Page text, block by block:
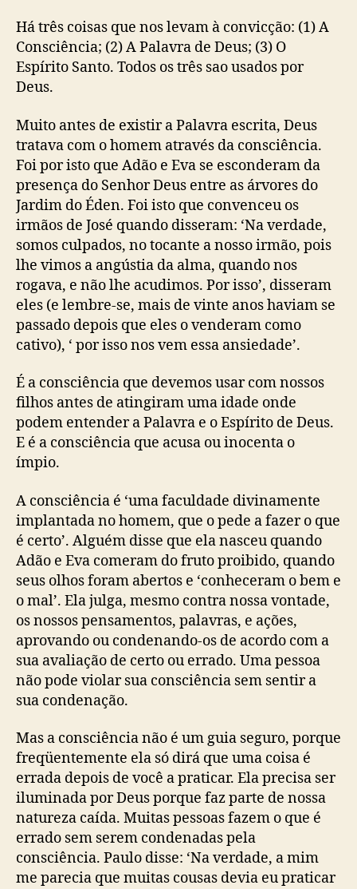
Há três coisas que nos levam à convicção: (1) A
Consciência; (2) A Palavra de Deus; (3) O
Espírito Santo. Todos os três sao usados por
Deus.
Muito antes de existir a Palavra escrita, Deus
tratava com o homem através da consciência.
Foi por isto que Adão e Eva se esconderam da
presença do Senhor Deus entre as árvores do
Jardim do Éden. Foi isto que convenceu os
irmãos de José quando disseram: ‘Na verdade,
somos culpados, no tocante a nosso irmão, pois
lhe vimos a angústia da alma, quando nos
rogava, e não lhe acudimos. Por isso’, disseram
eles (e lembre-se, mais de vinte anos haviam se
passado depois que eles o venderam como
cativo), ‘ por isso nos vem essa ansiedade’.
É a consciência que devemos usar com nossos
filhos antes de atingiram uma idade onde
podem entender a Palavra e o Espírito de Deus.
E é a consciência que acusa ou inocenta o
ímpio.
A consciência é ‘uma faculdade divinamente
implantada no homem, que o pede a fazer o que
é certo’. Alguém disse que ela nasceu quando
Adão e Eva comeram do fruto proibido, quando
seus olhos foram abertos e ‘conheceram o bem e
o mal’. Ela julga, mesmo contra nossa vontade,
os nossos pensamentos, palavras, e ações,
aprovando ou condenando-os de acordo com a
sua avaliação de certo ou errado. Uma pessoa
não pode violar sua consciência sem sentir a
sua condenação.
Mas a consciência não é um guia seguro, porque
freqüentemente ela só dirá que uma coisa é
errada depois de você a praticar. Ela precisa ser
iluminada por Deus porque faz parte de nossa
natureza caída. Muitas pessoas fazem o que é
errado sem serem condenadas pela
consciência. Paulo disse: ‘Na verdade, a mim
me parecia que muitas cousas devia eu praticar